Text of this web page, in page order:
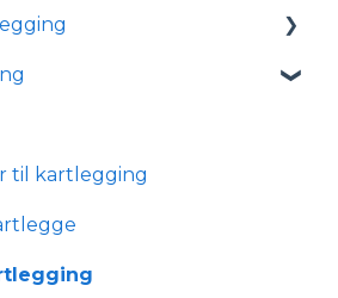
øyesporer
øyesporer
nettbasert kartlegging
kartlegging
til kartlegging